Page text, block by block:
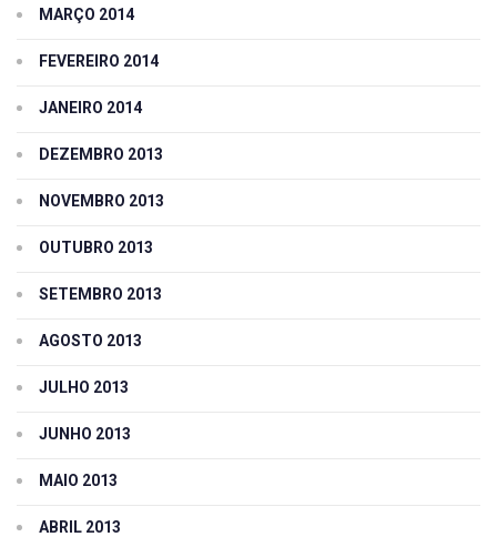
MARÇO 2014
FEVEREIRO 2014
JANEIRO 2014
DEZEMBRO 2013
NOVEMBRO 2013
OUTUBRO 2013
SETEMBRO 2013
AGOSTO 2013
JULHO 2013
JUNHO 2013
MAIO 2013
ABRIL 2013